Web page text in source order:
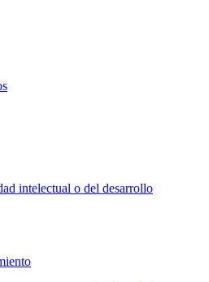
intelectual o del desarrollo